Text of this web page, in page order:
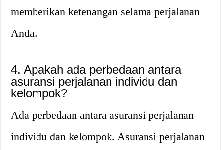
memberikan ketenangan selama perjalanan
Anda.
4. Apakah ada perbedaan antara
asuransi perjalanan individu dan
kelompok?
Ada perbedaan antara asuransi perjalanan
individu dan kelompok. Asuransi perjalanan